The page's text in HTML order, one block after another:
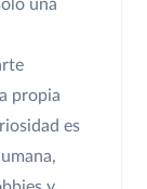
una
propia
es